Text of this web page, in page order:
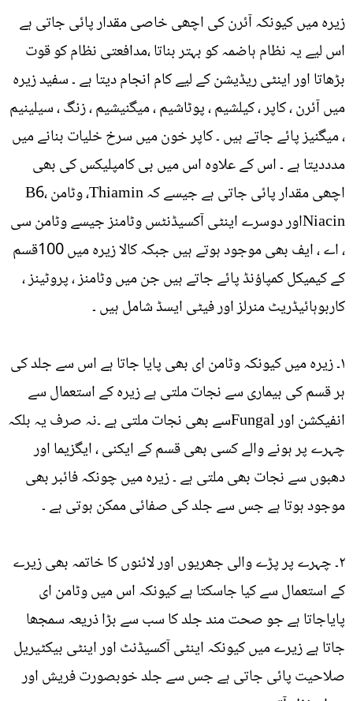
زیرہ میں کیونکہ آئرن کی اچھی خاصی مقدار پائی جاتی ہے
اس لیے یہ نظام ہاضمہ کو بہتر بناتا ،مدافعتی نظام کو قوت
بڑھاتا اور اینٹی ریڈیشن کے لیے کام انجام دیتا ہے ۔ سفید زیرہ
میں آئرن ، کاپر ، کیلشیم ، پوٹاشیم ، میگنیشیم ، زنگ ، سیلینیم
، میگنیز پائے جاتے ہیں ۔ کاپر خون میں سرخ خلیات بنانے میں
مدددیتا ہے ۔ اس کے علاوہ اس میں بی کامپلیکس کی بھی
اچھی مقدار پائی جاتی ہے جیسے کہ Thiamin، وٹامن B6،
Niacinاور دوسرے اینٹی آکسیڈنٹس وٹامنز جیسے وٹامن سی
، اے ، ایف بھی موجود ہوتے ہیں جبکہ کالا زیرہ میں 100قسم
کے کیمیکل کمپاؤنڈ پائے جاتے ہیں جن میں وٹامنز ، پروٹینز ،
کاربوہائیڈریٹ منرلز اور فیٹی ایسڈ شامل ہیں ۔
۱۔ زیرہ میں کیونکہ وٹامن ای بھی پایا جاتا ہے اس سے جلد کی
ہر قسم کی بیماری سے نجات ملتی ہے زیرہ کے استعمال سے
انفیکشن اور Fungalسے بھی نجات ملتی ہے ۔نہ صرف یہ بلکہ
چہرے پر ہونے والے کسی بھی قسم کے ایکنی ، ایگزیما اور
دھبوں سے نجات بھی ملتی ہے ۔ زیرہ میں چونکہ فائبر بھی
موجود ہوتا ہے جس سے جلد کی صفائی ممکن ہوتی ہے ۔
۲۔ چہرے پر پڑے والی جھریوں اور لائنوں کا خاتمہ بھی زیرے
کے استعمال سے کیا جاسکتا ہے کیونکہ اس میں وٹامن ای
پایاجاتا ہے جو صحت مند جلد کا سب سے بڑا ذریعہ سمجھا
جاتا ہے زیرے میں کیونکہ اینٹی آکسیڈنٹ اور اینٹی بیکٹیریل
صلاحیت پائی جاتی ہے جس سے جلد خوبصورت فریش اور